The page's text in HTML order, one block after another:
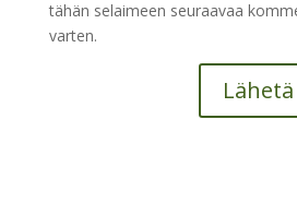
tähän selaimeen seuraavaa
varten.